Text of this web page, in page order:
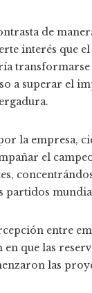
de
interés que
a superar el
la empresa,
el
partidos
entre
que las
las